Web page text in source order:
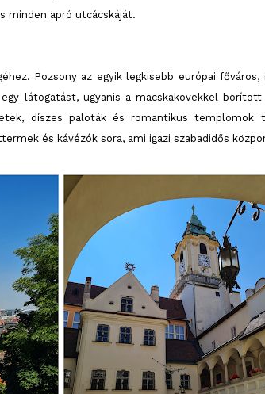
minden apró utcácskáját.
Pozsony az egyik legkisebb európai főváros,
látogatást, ugyanis a macskakövekkel
díszes paloták és romantikus templomok
és kávézók sora, ami igazi szabadidős